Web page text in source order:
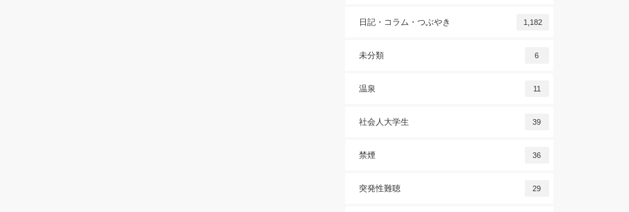
日記・コラム・つぶやき 1,182
未分類 6
温泉 11
社会人大学生 39
禁煙 36
突発性難聴 29